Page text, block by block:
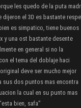
les quedo de la puta
dijeron el 3D es bastante
es simpatico, tiene buenos
y una ost bastante desente
en general si no la
el tema del doblaje haci
deve ser mucho mejor
sus dos puntos mas encontra
la cual en su punto mas
bien, safa”